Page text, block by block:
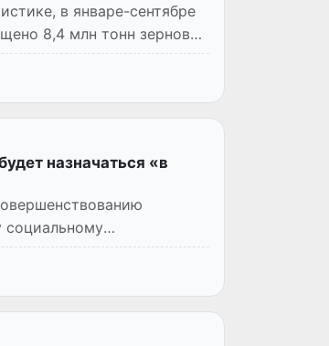
в январе-сентябре
8,4 млн тонн зерновых
назначаться «в
социальному